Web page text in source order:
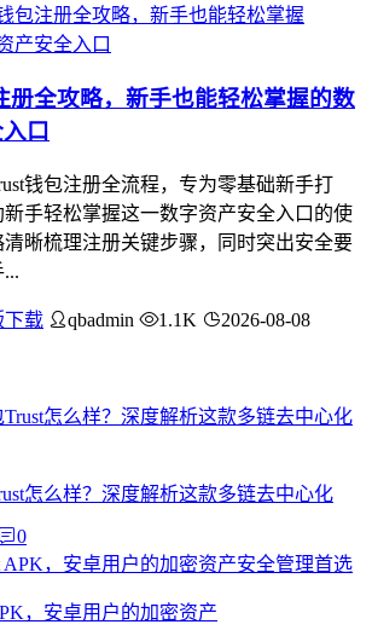
册全攻略，新手也能轻松掌握的数
口
钱包注册全流程，专为零基础新手打
手轻松掌握这一数字资产安全入口的使
晰梳理注册关键步骤，同时突出安全要
下载 qbadmin 1.1K 2026-08-08
怎么样？深度解析这款多链去中心化
0
，安卓用户的加密资产